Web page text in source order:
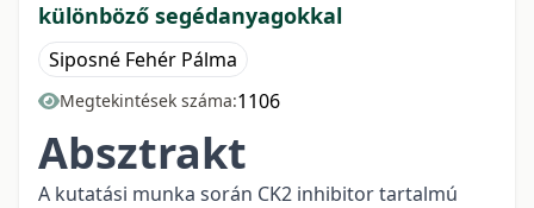
különböző segédanyagokkal
Siposné Fehér Pálma
Megtekintések száma:1106
Absztrakt
A kutatási munka során CK2 inhibitor tartalmú